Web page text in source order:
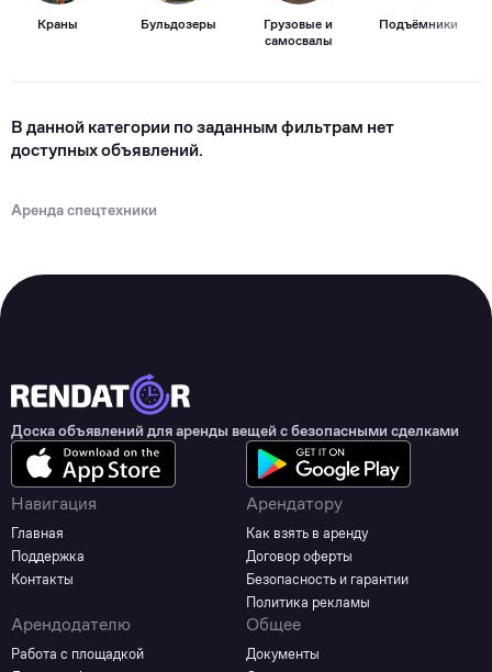
Краны Бульдозеры
Грузовые и
самосвалы
Подъёмники
В данной категории по заданным фильтрам нет
доступных объявлений.
Аренда спецтехники
Доска объявлений для аренды вещей с безопасными сделками
Навигация
Главная
Поддержка
Контакты
Арендатору
Как взять в аренду
Договор оферты
Безопасность и гарантии
Политика рекламы
Арендодателю
Работа с площадкой
Общее
Документы